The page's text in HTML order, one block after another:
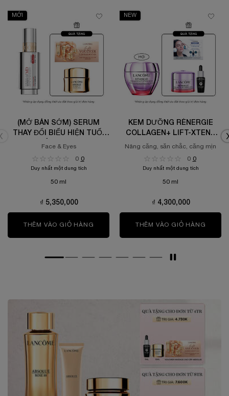
MỚI
(MỞ BÁN SỚM) SERUM
THAY ĐỔI BIỂU HIỆN TUỔI
DA LANCÔME LONGEVITY
Face & Eyes
0 0
Duy nhất một dung tích
50 ml
₫ 5,350,000
THÊM VÀO GIỎ HÀNG (MỞ BÁN SỚM) SERUM THAY ĐỔI BIỂU
NEW
KEM DƯỠNG RÉNERGIE
COLLAGEN+ LIFT-XTEND
CREAM
Nâng căng, săn chắc, căng mịn
0 0
Duy nhất một dung tích
50 ml
₫ 4,300,000
THÊM VÀO GIỎ HÀNG